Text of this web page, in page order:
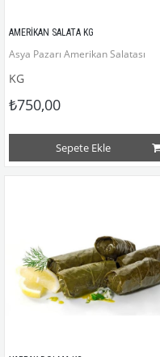
AMERİKAN SALATA KG
Asya Pazarı Amerikan Salatası
KG
₺750,00
Sepete Ekle